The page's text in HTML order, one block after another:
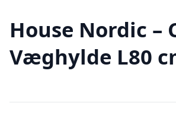
House Nordic –
Væghylde L80